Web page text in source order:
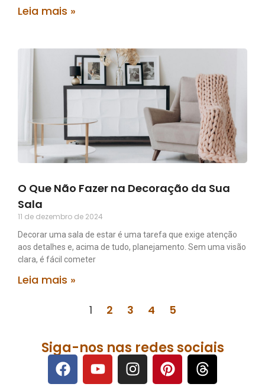
Leia mais »
O Que Não Fazer na Decoração da Sua
Sala
11 de dezembro de 2024
Decorar uma sala de estar é uma tarefa que exige atenção
aos detalhes e, acima de tudo, planejamento. Sem uma visão
clara, é fácil cometer
Leia mais »
1 2 3 4 5
Siga-nos nas redes sociais